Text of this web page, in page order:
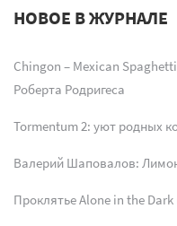
НОВОЕ В ЖУРНАЛЕ
Chingon – Mexican
Роберта Родригеса
Tormentum 2: уют родных
Валерий Шаповалов:
Проклятье Alone in the Dark